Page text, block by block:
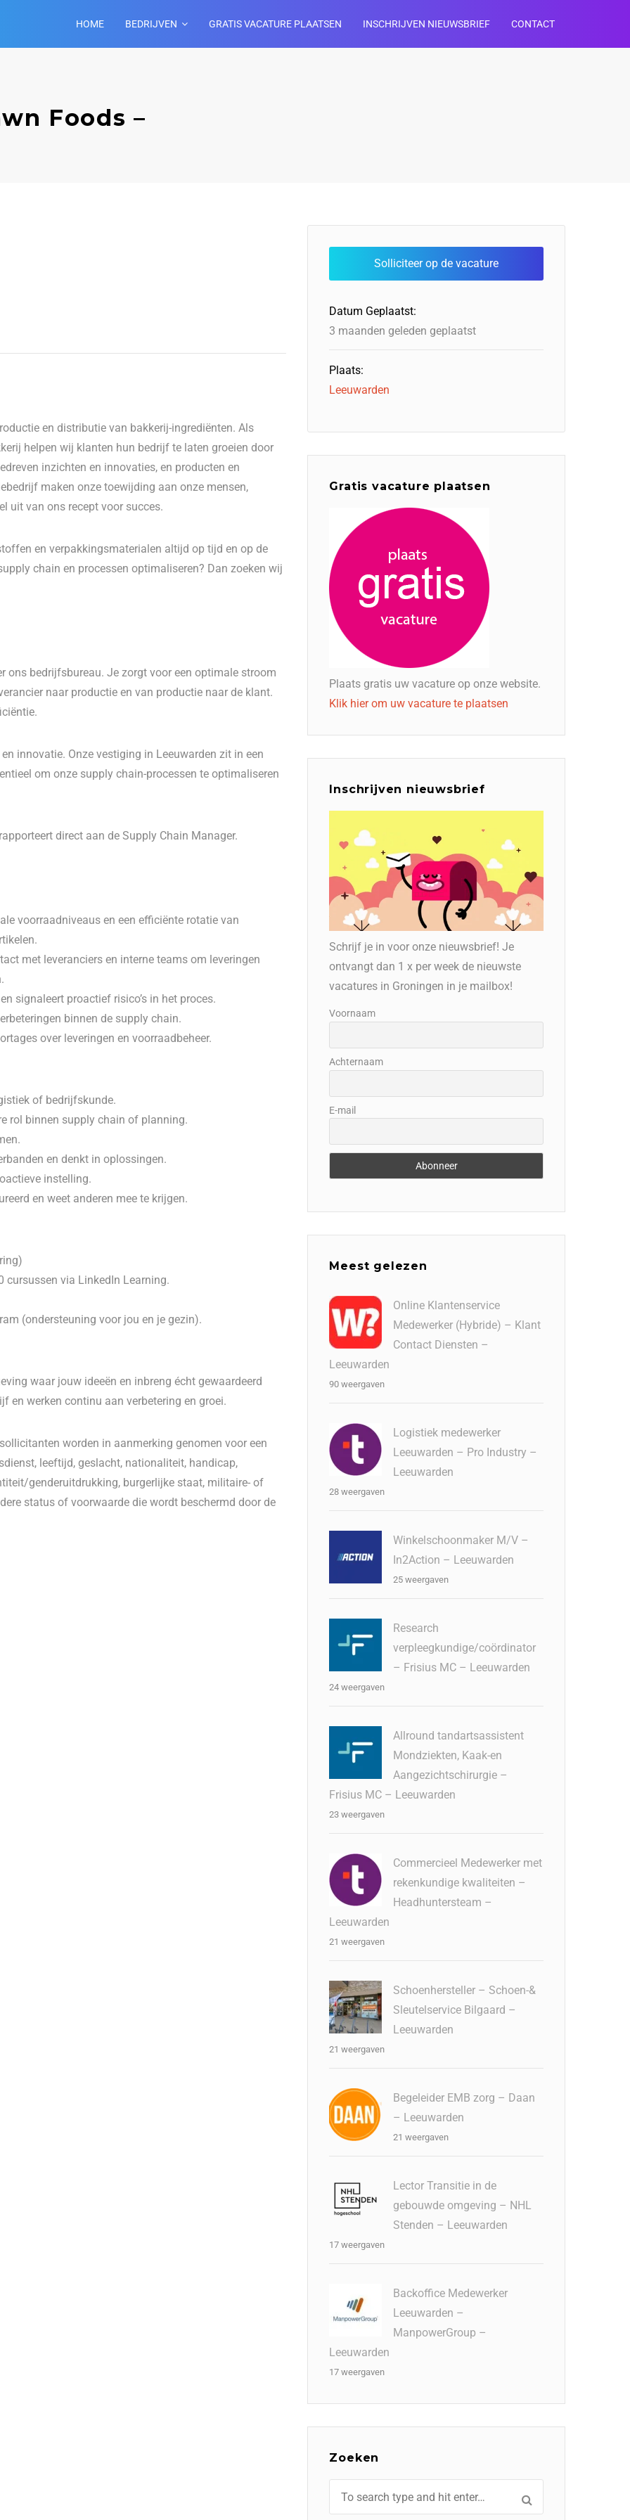
HOME BEDRIJVEN GRATIS VACATURE PLAATSEN INSCHRIJVEN NIEUWSBRIEF CONTACT
Foods –
en distributie van bakkerij-ingrediënten. Als
helpen wij klanten hun bedrijf te laten groeien door
inzichten en innovaties, en producten en
maken onze toewijding aan onze mensen,
uit van ons recept voor succes.
en verpakkingsmaterialen altijd op tijd en op de
chain en processen optimaliseren? Dan zoeken wij
ons bedrijfsbureau. Je zorgt voor een optimale stroom
naar productie en van productie naar de klant.
innovatie. Onze vestiging in Leeuwarden zit in een
om onze supply chain-processen te optimaliseren
direct aan de Supply Chain Manager.
voorraadniveaus en een efficiënte rotatie van
met leveranciers en interne teams om leveringen
signaleert proactief risico’s in het proces.
binnen de supply chain.
over leveringen en voorraadbeheer.
of bedrijfskunde.
rol binnen supply chain of planning.
en denkt in oplossingen.
instelling.
en weet anderen mee te krijgen.
cursussen via LinkedIn Learning.
(ondersteuning voor jou en je gezin).
waar jouw ideeën en inbreng écht gewaardeerd
en werken continu aan verbetering en groei.
worden in aanmerking genomen voor een
leeftijd, geslacht, nationaliteit, handicap,
genderuitdrukking, burgerlijke staat, militaire- of
status of voorwaarde die wordt beschermd door de
Datum Geplaatst:
3 maanden geleden geplaatst
Plaats:
Leeuwarden
Gratis vacature plaatsen
Plaats gratis uw vacature op onze website.
Klik hier om uw vacature te plaatsen
Inschrijven nieuwsbrief
Schrijf je in voor onze nieuwsbrief! Je
ontvangt dan 1 x per week de nieuwste
vacatures in Groningen in je mailbox!
Voornaam
Achternaam
E-mail
Meest gelezen
Online Klantenservice
Medewerker (Hybride) – Klant
Contact Diensten –
Leeuwarden
90 weergaven
Logistiek medewerker
Leeuwarden – Pro Industry –
Leeuwarden
28 weergaven
Winkelschoonmaker M/V –
In2Action – Leeuwarden
25 weergaven
Research
verpleegkundige/coördinator
– Frisius MC – Leeuwarden
24 weergaven
Allround tandartsassistent
Mondziekten, Kaak-en
Aangezichtschirurgie –
Frisius MC – Leeuwarden
23 weergaven
Commercieel Medewerker met
rekenkundige kwaliteiten –
Headhuntersteam –
Leeuwarden
21 weergaven
Schoenhersteller – Schoen-&
Sleutelservice Bilgaard –
Leeuwarden
21 weergaven
Begeleider EMB zorg – Daan
– Leeuwarden
21 weergaven
Lector Transitie in de
gebouwde omgeving – NHL
Stenden – Leeuwarden
17 weergaven
Backoffice Medewerker
Leeuwarden –
ManpowerGroup –
Leeuwarden
17 weergaven
Zoeken